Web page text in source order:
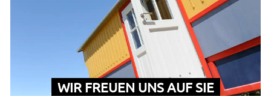
WIR FREUEN UNS AUF SIE